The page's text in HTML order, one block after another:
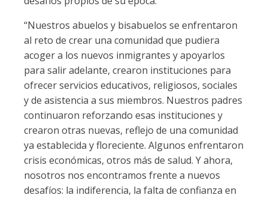
“Nuestros abuelos y bisabuelos se enfrentaron
al reto de crear una comunidad que pudiera
acoger a los nuevos inmigrantes y apoyarlos
para salir adelante, crearon instituciones para
ofrecer servicios educativos, religiosos, sociales
y de asistencia a sus miembros. Nuestros padres
continuaron reforzando esas instituciones y
crearon otras nuevas, reflejo de una comunidad
ya establecida y floreciente. Algunos enfrentaron
crisis económicas, otros más de salud. Y ahora,
nosotros nos encontramos frente a nuevos
desafíos: la indiferencia, la falta de confianza en